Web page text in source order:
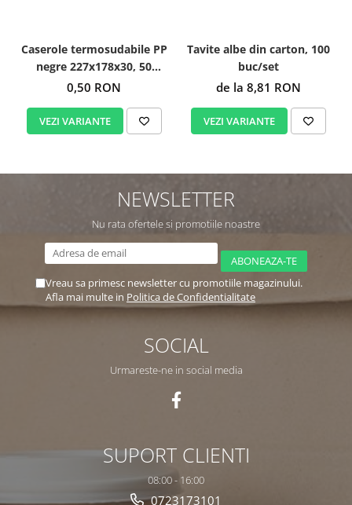
Caserole termosudabile PP
negre 227x178x30, 50
buc/set
0,50 RON
VEZI VARIANTE
Tavite albe din carton, 100
buc/set
de la 8,81 RON
VEZI VARIANTE
NEWSLETTER
Nu rata ofertele si promotiile noastre
Vreau sa primesc newsletter cu promotiile magazinului.
Afla mai multe in Politica de Confidentialitate
SOCIAL
Urmareste-ne in social media
SUPORT CLIENTI
08:00 - 16:00
0723173101